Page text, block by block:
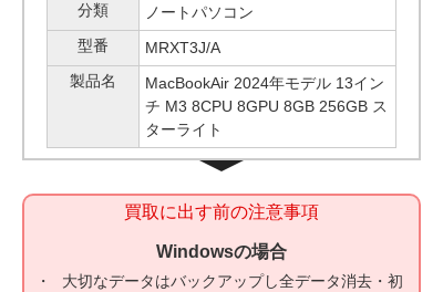
分類
ノートパソコン
型番
MRXT3J/A
製品名
MacBookAir 2024年モデル 13イン
チ M3 8CPU 8GPU 8GB 256GB ス
ターライト
買取に出す前の注意事項
Windowsの場合
大切なデータはバックアップし全データ消去・初